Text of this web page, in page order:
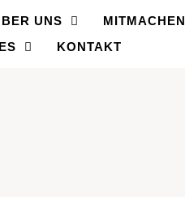
UNS MITMACHEN
KONTAKT